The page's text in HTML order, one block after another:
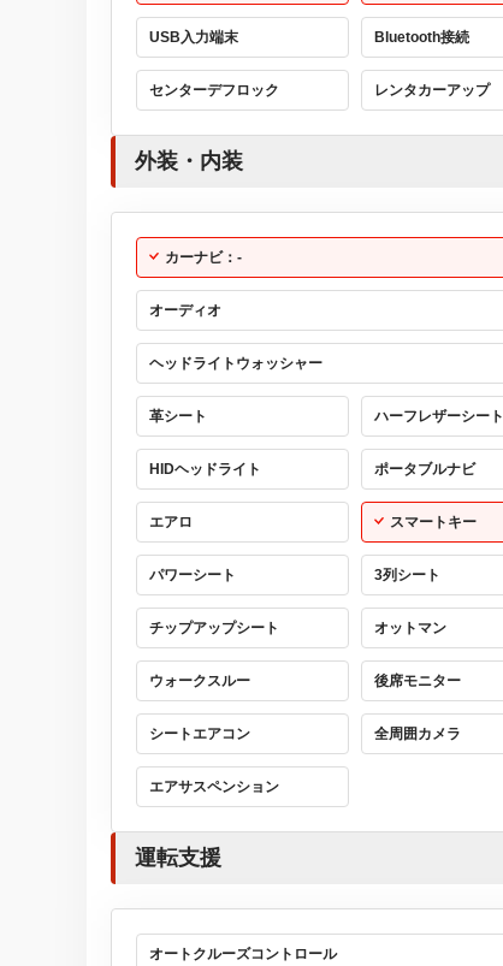
USB入力端末 Bluetooth接続
センターデフロック レンタカーアップ
外装・内装
カーナビ：-
オーディオ
ヘッドライトウォッシャー
革シート ハーフレザーシート
HIDヘッドライト ポータブルナビ
エアロ スマートキー
パワーシート 3列シート
チップアップシート オットマン
ウォークスルー 後席モニター
シートエアコン 全周囲カメラ
エアサスペンション
運転支援
オートクルーズコントロール